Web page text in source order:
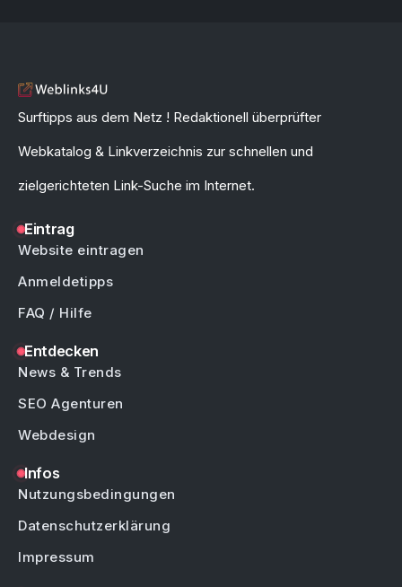
Surftipps aus dem Netz ! Redaktionell überprüfter
Webkatalog & Linkverzeichnis zur schnellen und
zielgerichteten Link-Suche im Internet.
Eintrag
Website eintragen
Anmeldetipps
FAQ / Hilfe
Entdecken
News & Trends
SEO Agenturen
Webdesign
Infos
Nutzungsbedingungen
Datenschutzerklärung
Impressum